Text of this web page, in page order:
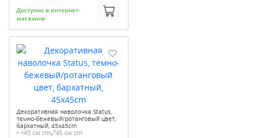
Доступно в интернет-
магазине
Декоративная наволочка Status,
темно-бежевый/ротанговый цвет,
бархатный, 45x45cm
45 см cm 45 см cm